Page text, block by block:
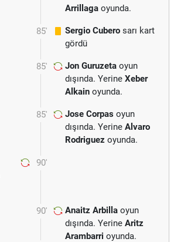
Arrillaga oyunda.
85' Sergio Cubero sarı kart
gördü
85' Jon Guruzeta oyun
dışında. Yerine Xeber
Alkain oyunda.
85' Jose Corpas oyun
dışında. Yerine Alvaro
Rodriguez oyunda.
90'
90' Anaitz Arbilla oyun
dışında. Yerine Aritz
Arambarri oyunda.